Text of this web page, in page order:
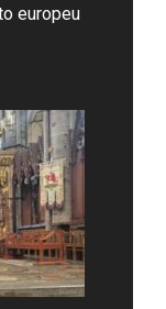
europeu